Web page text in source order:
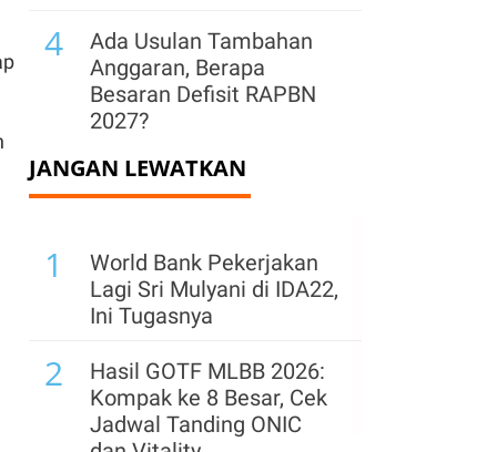
4
Ada Usulan Tambahan
Anggaran, Berapa
Besaran Defisit RAPBN
2027?
5
Ketimpangan Ekonomi
Meningkat, Manfaat
Kelompok Atas
Purbaya Relakan Potensi
Pajak Rp 500 Triliun
Demi Percepat
Konsolidasi BUMN
Mensesneg Sebut
JANGAN LEWATKAN
1
World Bank Pekerjakan
Lagi Sri Mulyani di IDA22,
Ini Tugasnya
2
Hasil GOTF MLBB 2026:
Kompak ke 8 Besar, Cek
Jadwal Tanding ONIC